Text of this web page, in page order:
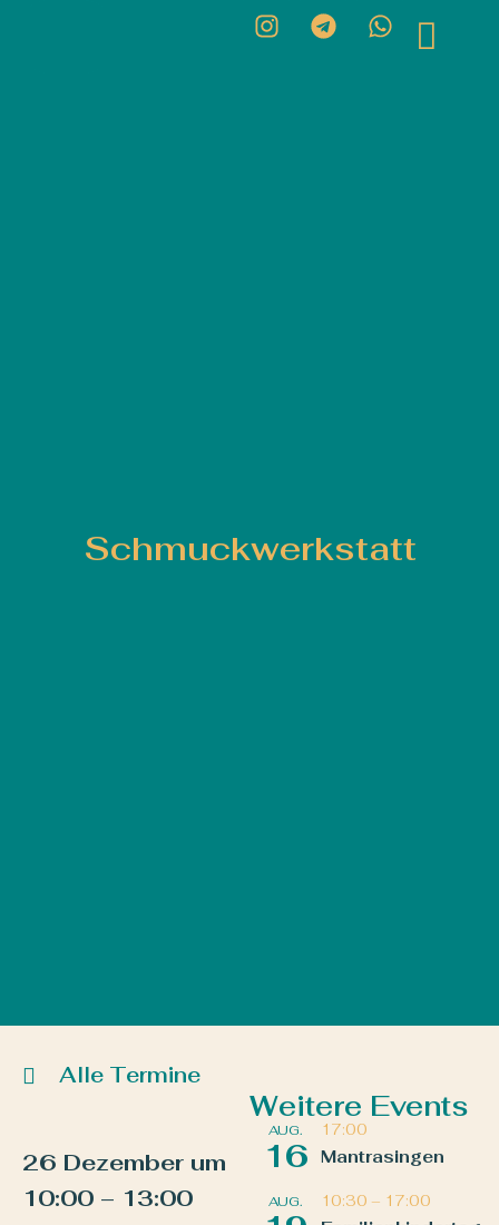
Schmuckwerkstatt
Alle Termine
26 Dezember um
10:00 – 13:00
Weitere Events
AUG.
16
17:00
Mantrasingen
AUG. 10:30 – 17:00